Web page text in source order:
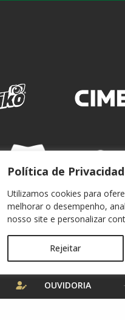
Política de
Utilizamos cookies para
melhorar o desempenho,
nosso site e personalizar
Rejeitar
WEBMAIL
OUVIDORIA